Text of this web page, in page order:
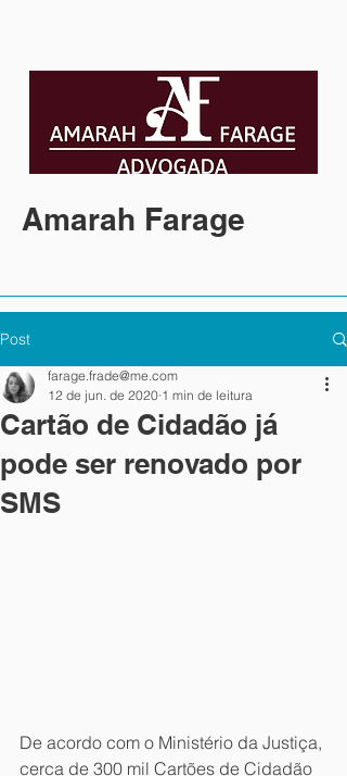
Amarah Farage
Post
Cartão de Cidadão já
pode ser renovado por
SMS
farage.frade@me.com
12 de jun. de 2020 1 min de leitura
De acordo com o Ministério da Justiça,
cerca de 300 mil Cartões de Cidadão